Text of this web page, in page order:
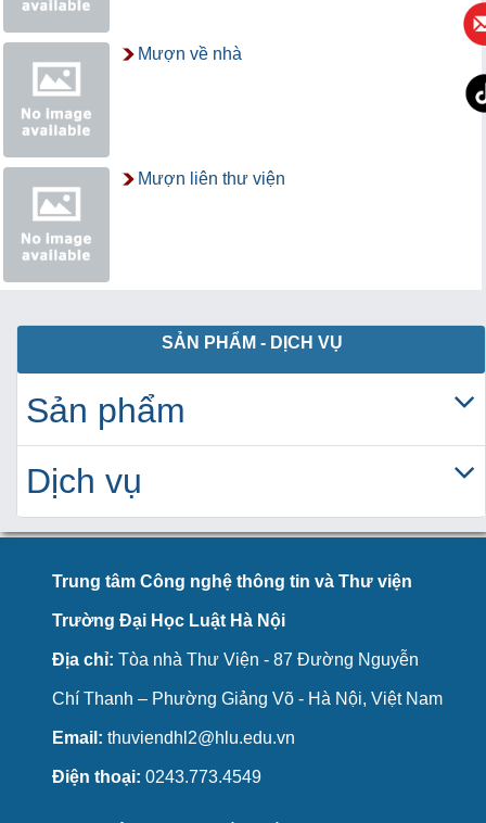
Mượn về nhà
Mượn liên thư viện
SẢN PHẨM - DỊCH VỤ
Sản phẩm
Dịch vụ
Trung tâm Công nghệ thông tin và Thư viện
Trường Đại Học Luật Hà Nội
Địa chỉ: Tòa nhà Thư Viện - 87 Đường Nguyễn
Chí Thanh – Phường Giảng Võ - Hà Nội, Việt Nam
Email: thuviendhl2@hlu.edu.vn
Điện thoại: 0243.773.4549